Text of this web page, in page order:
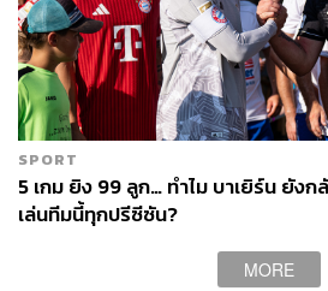
SPORT
5 เกม ยิง 99 ลูก… ทำไม บาเยิร์น ยัง
เล่นทีมนี้ทุกปรีซีซัน?
MORE